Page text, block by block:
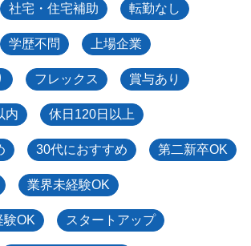
社宅・住宅補助 転勤なし
学歴不問 上場企業
フレックス 賞与あり
内 休日120日以上
30代におすすめ 第二新卒OK
業界未経験OK
験OK スタートアップ